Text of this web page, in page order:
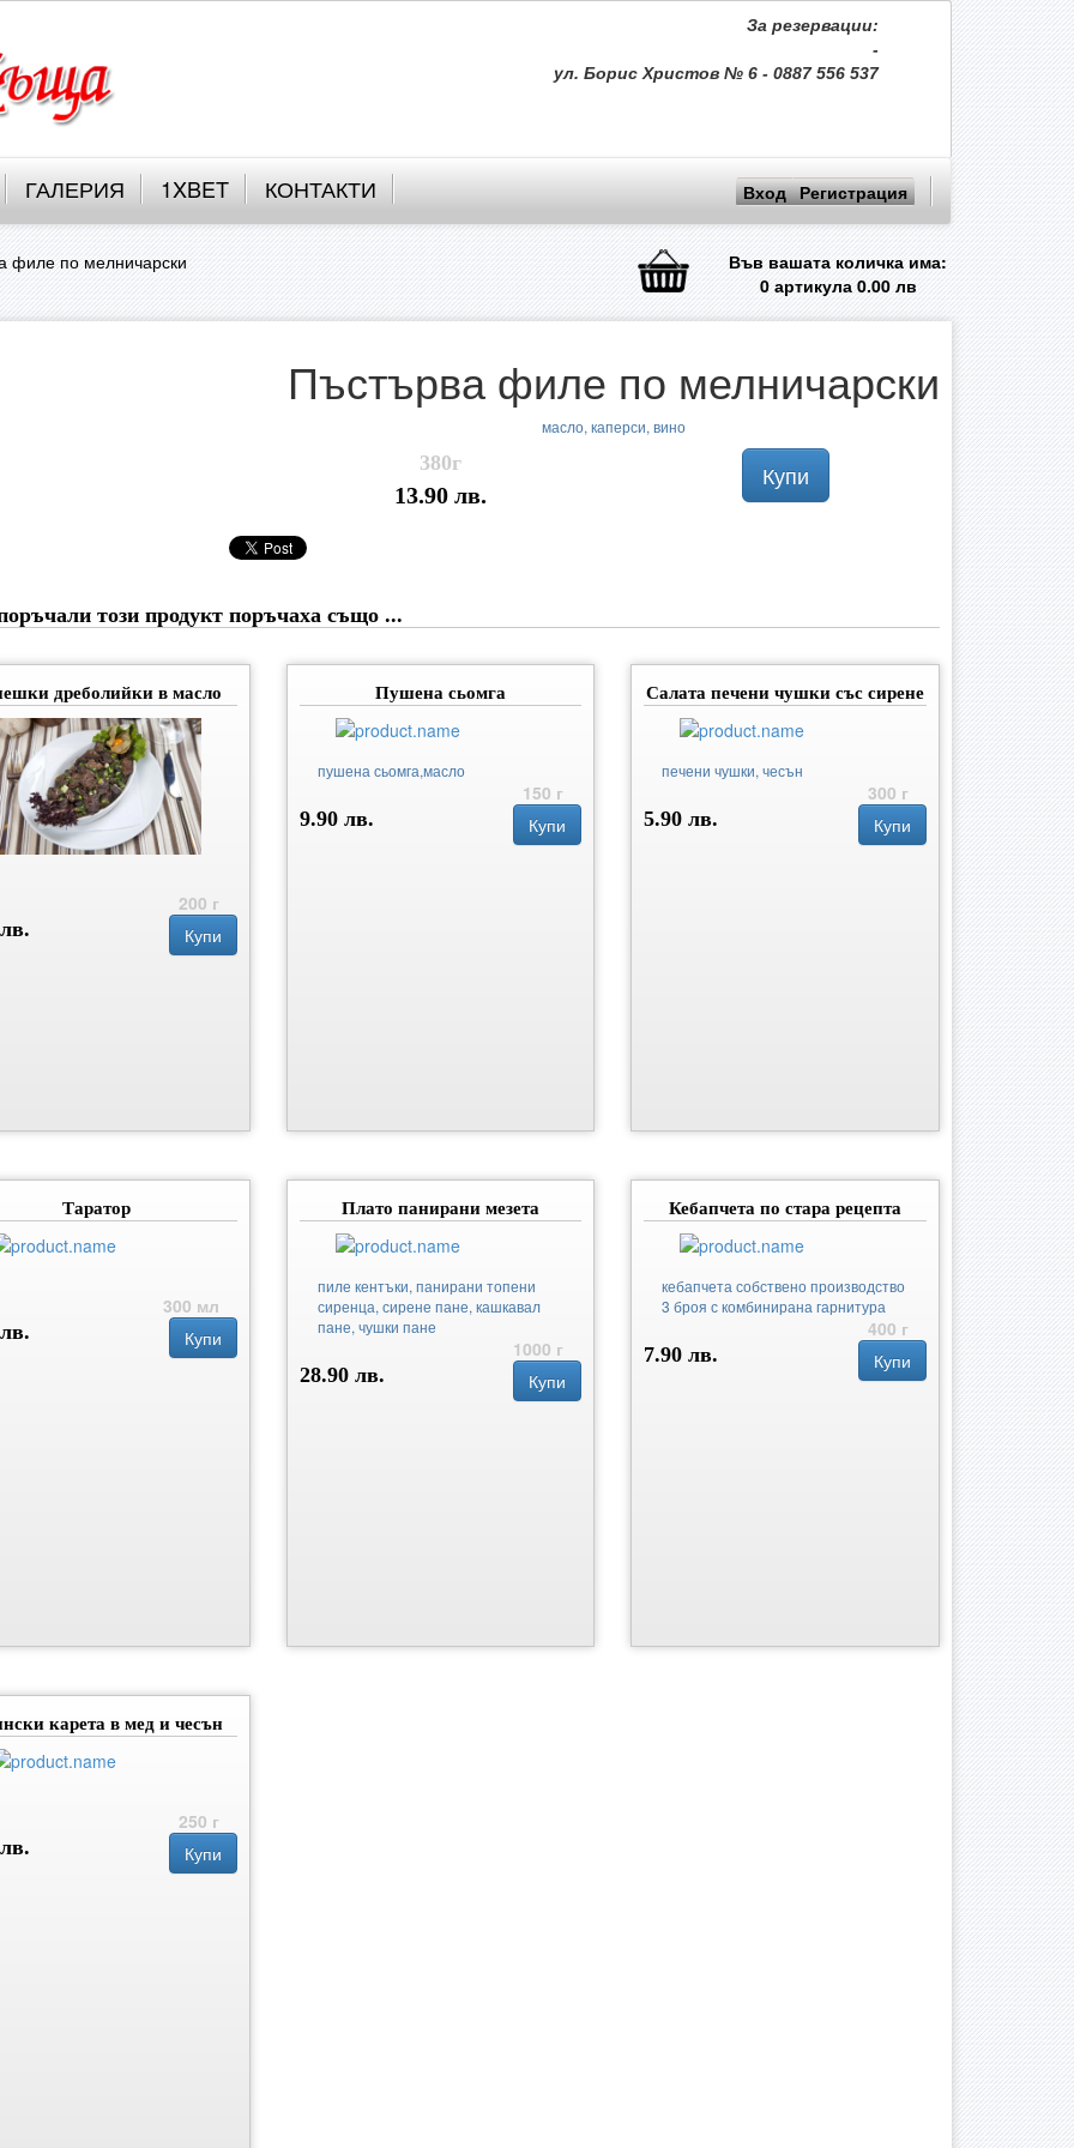
За резервации:
-
ул. Борис Христов № 6 - 0887 556 537
ГАЛЕРИЯ 1XBET КОНТАКТИ Вход Регистрация
филе по мелничарски
Във вашата количка има:
0артикула0.00лв
Пъстърва филе по мелничарски
масло, каперси, вино
380г
13.90 лв.
Купи
този продукт поръчаха също ...
дреболийки в масло
200 г
Купи
Пушена сьомга
пушена сьомга,масло
150 г
9.90 лв.
Купи
Салата печени чушки със сирене
печени чушки, чесън
300 г
5.90 лв.
Купи
Таратор
300 мл
Купи
Плато панирани мезета
пиле кентъки, панирани топени
сиренца, сирене пане, кашкавал
пане, чушки пане
1000 г
28.90 лв.
Купи
Кебапчета по стара рецепта
кебапчета собствено производство
3 броя с комбинирана гарнитура
400 г
7.90 лв.
Купи
карета в мед и чесън
250 г
Купи